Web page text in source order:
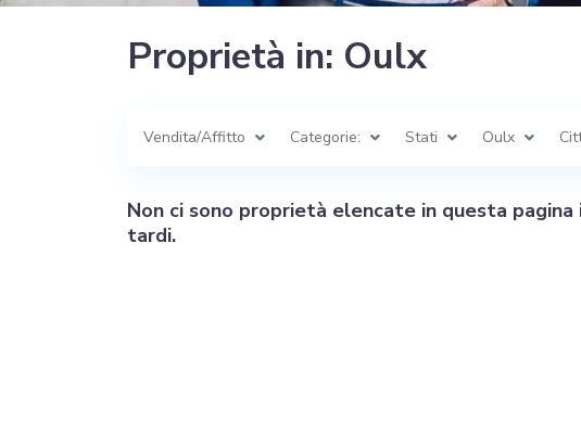
Proprietà in: Oulx
Vendita/Affitto Categorie: Stati Oulx
Non ci sono proprietà elencate in questa
tardi.